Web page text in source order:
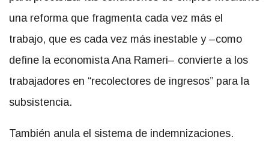
una reforma que fragmenta cada vez más el
trabajo, que es cada vez más inestable y –como
define la economista Ana Rameri– convierte a los
trabajadores en “recolectores de ingresos” para la
subsistencia.
También anula el sistema de indemnizaciones.